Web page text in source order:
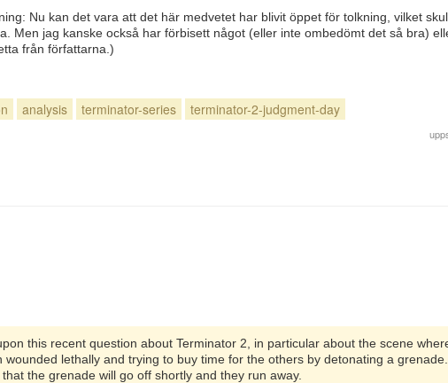
Nu kan det vara att det här medvetet har blivit öppet för tolkning, vilket
Men jag kanske också har förbisett något (eller inte ombedömt det så bra)
från författarna.)
analysis terminator-series terminator-2-judgment-day
this recent question about Terminator 2, in particular about the scene
wounded lethally and trying to buy time for the others by detonating a
that the grenade will go off shortly and they run away.